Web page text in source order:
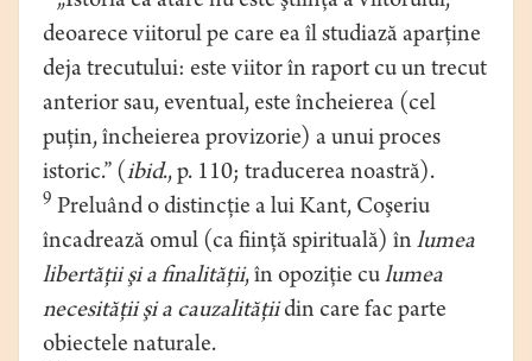
deoarece viitorul pe care ea îl studiază aparţine
deja trecutului: este viitor în raport cu un trecut
anterior sau, eventual, este încheierea (cel
puţin, încheierea provizorie) a unui proces
istoric.” (ibid., p. 110; traducerea noastră).
9 Preluând o distincţie a lui Kant, Coşeriu
încadrează omul (ca fiinţă spirituală) în lumea
libertăţii şi a finalităţii, în opoziţie culumea
necesităţii şi a cauzalităţiidin care fac parte
obiectele naturale.